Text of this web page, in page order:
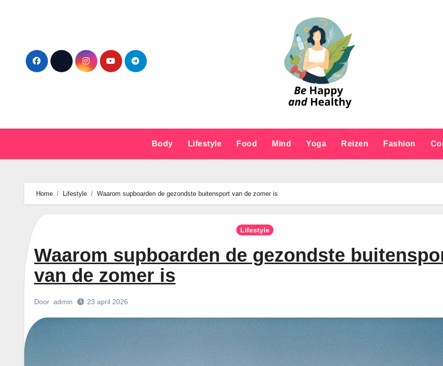
Body Lifestyle Food Mind Yoga Reizen Fashion
Home Lifestyle Waarom supboarden de gezondste buitensport van de zomer is
Lifestyle
Waarom supboarden de gezondste
van de zomer is
Door admin 23 april 2026